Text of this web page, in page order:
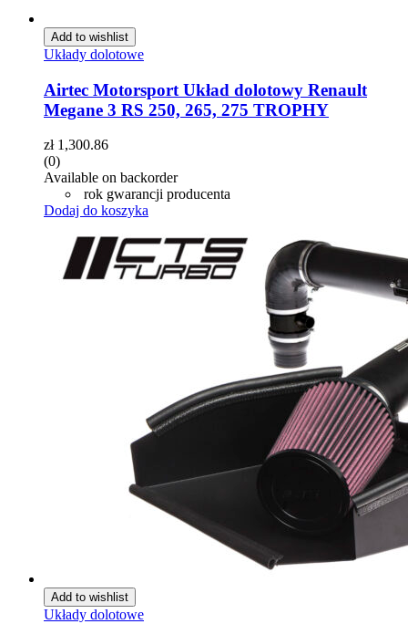
Add to wishlist
Układy dolotowe
Airtec Motorsport Układ dolotowy Renault
Megane 3 RS 250, 265, 275 TROPHY
zł1,300.86
(0)
Available on backorder
rok gwarancji producenta
Dodaj do koszyka
Add to wishlist
Układy dolotowe